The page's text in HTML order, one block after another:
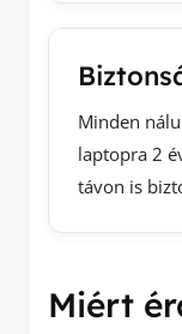
Minden
laptopra 2
távon is
Miért